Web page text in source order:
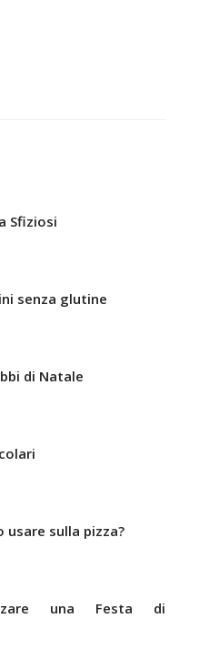
Sfiziosi
senza glutine
di Natale
sulla pizza?
una Festa di